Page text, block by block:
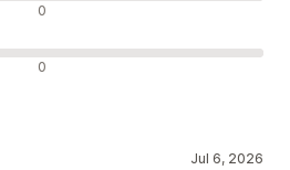
0
0
Jul 6, 2026